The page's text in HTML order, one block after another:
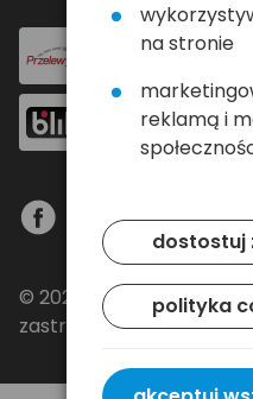
© 2024 Baltrade sp. z
zastrzeżone.
na stronie
reklamą i
dostostuj
polityka